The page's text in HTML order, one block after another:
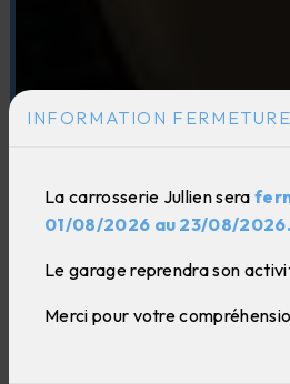
INFORMATION FERMETURE
La carrosserie Jullien sera
01/08/2026 au 23/08/2026.
Le garage reprendra son
Merci pour votre